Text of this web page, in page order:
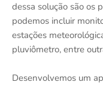
dessa solução são os
podemos incluir
estações
pluviômetro, entre
Desenvolvemos um